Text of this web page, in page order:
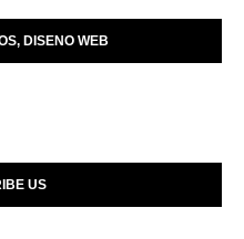
DISENO WEB
US